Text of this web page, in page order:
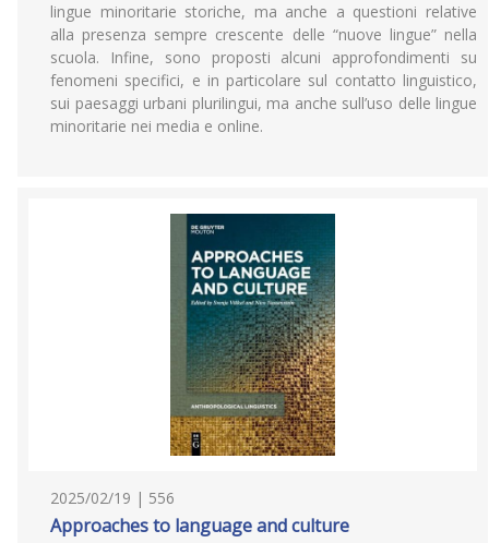
lingue minoritarie storiche, ma anche a questioni relative
alla presenza sempre crescente delle “nuove lingue” nella
scuola. Infine, sono proposti alcuni approfondimenti su
fenomeni specifici, e in particolare sul contatto linguistico,
sui paesaggi urbani plurilingui, ma anche sull’uso delle lingue
minoritarie nei media e online.
2025/02/19 | 556
Approaches to language and culture